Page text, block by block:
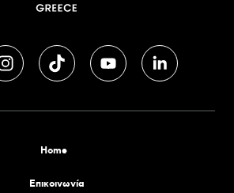
Home
Επικοινωνία